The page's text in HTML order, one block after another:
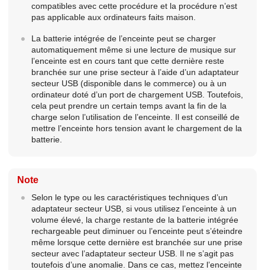
compatibles avec cette procédure et la procédure n’est
pas applicable aux ordinateurs faits maison.
La batterie intégrée de l’enceinte peut se charger
automatiquement même si une lecture de musique sur
l’enceinte est en cours tant que cette dernière reste
branchée sur une prise secteur à l’aide d’un adaptateur
secteur USB (disponible dans le commerce) ou à un
ordinateur doté d’un port de chargement USB. Toutefois,
cela peut prendre un certain temps avant la fin de la
charge selon l’utilisation de l’enceinte. Il est conseillé de
mettre l’enceinte hors tension avant le chargement de la
batterie.
Note
Selon le type ou les caractéristiques techniques d’un
adaptateur secteur USB, si vous utilisez l’enceinte à un
volume élevé, la charge restante de la batterie intégrée
rechargeable peut diminuer ou l’enceinte peut s’éteindre
même lorsque cette dernière est branchée sur une prise
secteur avec l’adaptateur secteur USB. Il ne s’agit pas
toutefois d’une anomalie. Dans ce cas, mettez l’enceinte